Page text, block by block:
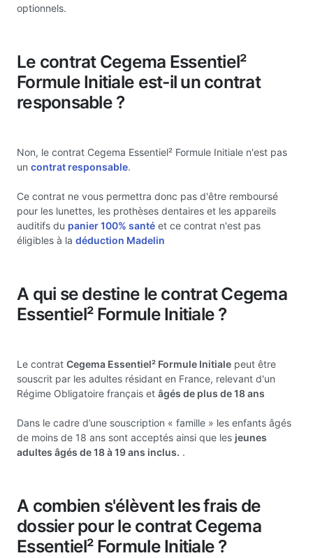
optionnels.
Le contrat Cegema Essentiel²
Formule Initiale est-il un contrat
responsable ?
Non, le contrat Cegema Essentiel² Formule Initiale n'est pas
un contrat responsable.
Ce contrat ne vous permettra donc pas d'être remboursé
pour les lunettes, les prothèses dentaires et les appareils
auditifs du panier 100% santé et ce contrat n'est pas
éligibles à la déduction Madelin
A qui se destine le contrat Cegema
Essentiel² Formule Initiale ?
Le contrat Cegema Essentiel² Formule Initiale peut être
souscrit par les adultes résidant en France, relevant d'un
Régime Obligatoire français et âgés de plus de 18 ans
Dans le cadre d’une souscription « famille » les enfants âgés
de moins de 18 ans sont acceptés ainsi que les jeunes
adultes âgés de 18 à 19 ans inclus. .
A combien s'élèvent les frais de
dossier pour le contrat Cegema
Essentiel² Formule Initiale ?